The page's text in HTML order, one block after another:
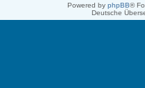
Powered by phpBB®
Deutsche